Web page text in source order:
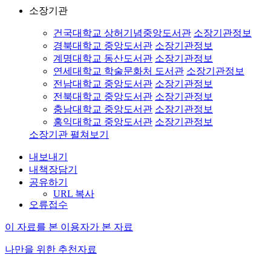
소장기관
건국대학교 상허기념중앙도서관 소장기관정보
경북대학교 중앙도서관 소장기관정보
계명대학교 동산도서관 소장기관정보
연세대학교 학술문화처 도서관 소장기관정보
전남대학교 중앙도서관 소장기관정보
전북대학교 중앙도서관 소장기관정보
충남대학교 중앙도서관 소장기관정보
홍익대학교 중앙도서관 소장기관정보
소장기관 펼쳐보기
내보내기
내책장담기
공유하기
URL 복사
오류접수
이 자료를 본 이용자가 본 자료
나만을 위한 추천자료